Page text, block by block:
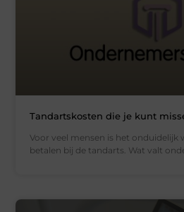
Tandartskosten die je kunt
Voor veel mensen is het onduidelijk
betalen bij de tandarts. Wat valt